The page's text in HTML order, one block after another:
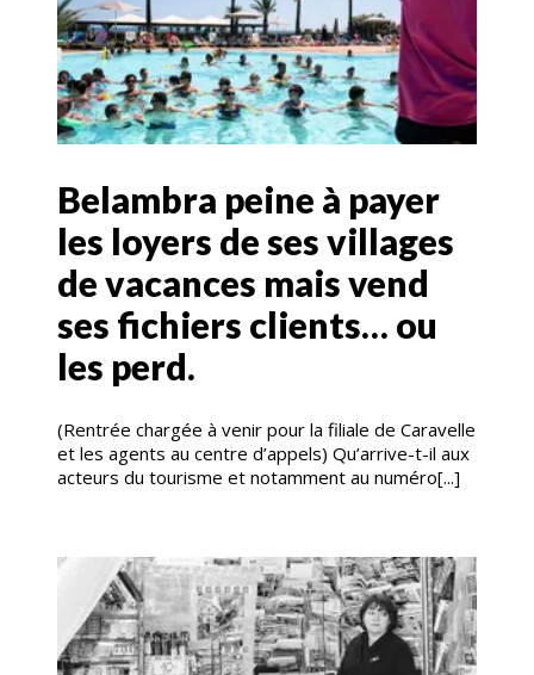
Belambra peine à payer
les loyers de ses villages
de vacances mais vend
ses fichiers clients… ou
les perd.
(Rentrée chargée à venir pour la filiale de Caravelle
et les agents au centre d’appels) Qu’arrive-t-il aux
acteurs du tourisme et notamment au numéro[...]